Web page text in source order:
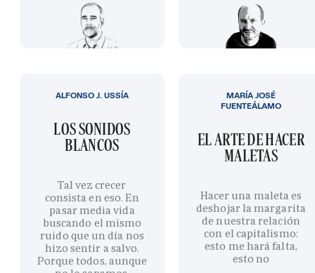
LOS SONIDOS
BLANCOS
Tal vez crecer
consista en eso. En
pasar media vida
buscando el mismo
ruido que un día nos
hizo sentir a salvo.
Porque todos, aunque
ALFONSO J. USSÍA
EL ARTE DE HACER
MALETAS
Hacer una maleta es
deshojar la margarita
de nuestra relación
con el capitalismo:
esto me hará falta,
esto no
MARÍA JOSÉ
FUENTEÁLAMO